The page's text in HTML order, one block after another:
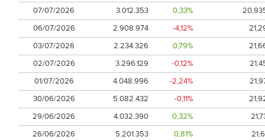
07/07/2026
3.012.353 0,33%
06/07/2026
2.908.974 -4,12%
03/07/2026
2.234.326 0,79%
02/07/2026
3.296.129 -0,12%
01/07/2026
4.048.996 -2,24%
30/06/2026
5.082.432 -0,11%
29/06/2026
4.032.390 0,32%
26/06/2026
5.201.353 0,81%